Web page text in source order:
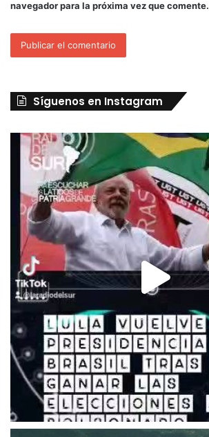
navegador para la próxima vez que comente.
Síguenos en Instagram